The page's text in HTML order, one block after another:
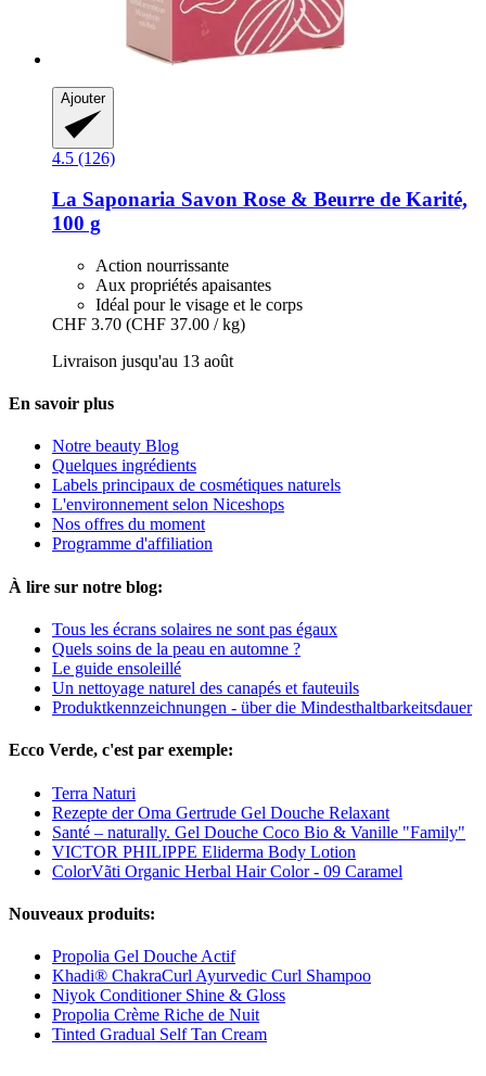
Ajouter
4.5 (126)
La Saponaria Savon Rose & Beurre de Karité,
100 g
Action nourrissante
Aux propriétés apaisantes
Idéal pour le visage et le corps
CHF 3.70 (CHF 37.00 / kg)
Livraison jusqu'au 13 août
En savoir plus
Notre beauty Blog
Quelques ingrédients
Labels principaux de cosmétiques naturels
L'environnement selon Niceshops
Nos offres du moment
Programme d'affiliation
À lire sur notre blog:
Tous les écrans solaires ne sont pas égaux
Quels soins de la peau en automne ?
Le guide ensoleillé
Un nettoyage naturel des canapés et fauteuils
Produktkennzeichnungen - über die Mindesthaltbarkeitsdauer
Ecco Verde, c'est par exemple:
Terra Naturi
Rezepte der Oma Gertrude Gel Douche Relaxant
Santé – naturally. Gel Douche Coco Bio & Vanille "Family"
VICTOR PHILIPPE Eliderma Body Lotion
ColorVãti Organic Herbal Hair Color - 09 Caramel
Nouveaux produits:
Propolia Gel Douche Actif
Khadi® ChakraCurl Ayurvedic Curl Shampoo
Niyok Conditioner Shine & Gloss
Propolia Crème Riche de Nuit
Tinted Gradual Self Tan Cream